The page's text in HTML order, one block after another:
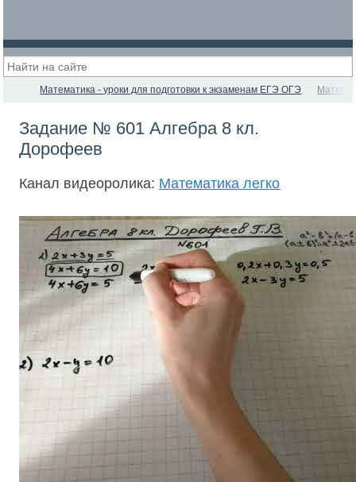
Математика - уроки для подготовки к экзаменам ЕГЭ ОГЭ
Задание № 601 Алгебра 8 кл.
Дорофеев
Канал видеоролика: Математика легко